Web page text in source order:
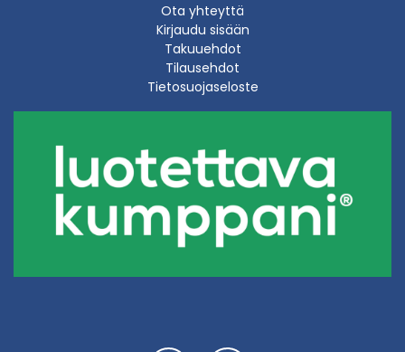
Ota yhteyttä
Kirjaudu sisään
Takuuehdot
Tilausehdot
Tietosuojaseloste